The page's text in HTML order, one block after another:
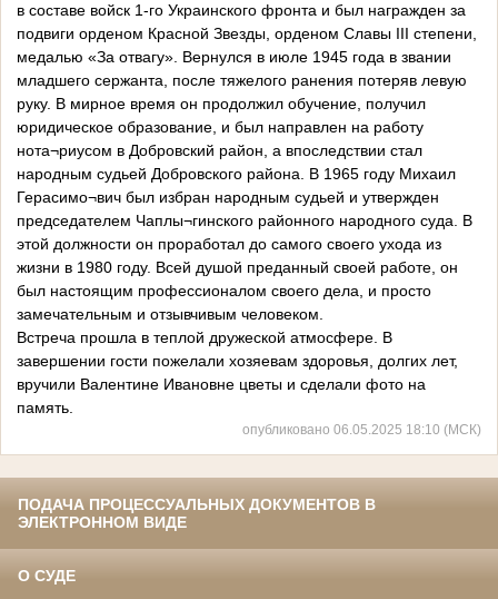
в составе войск 1-го Украинского фронта и был награжден за
подвиги орденом Красной Звезды, орденом Славы III степени,
медалью «За отвагу». Вернулся в июле 1945 года в звании
младшего сержанта, после тяжелого ранения потеряв левую
руку. В мирное время он продолжил обучение, получил
юридическое образование, и был направлен на работу
нота¬риусом в Добровский район, а впоследствии стал
народным судьей Добровского района. В 1965 году Михаил
Герасимо¬вич был избран народным судьей и утвержден
председателем Чаплы¬гинского районного народного суда. В
этой должности он проработал до самого своего ухода из
жизни в 1980 году. Всей душой преданный своей работе, он
был настоящим профессионалом своего дела, и просто
замечательным и отзывчивым человеком.
Встреча прошла в теплой дружеской атмосфере. В
завершении гости пожелали хозяевам здоровья, долгих лет,
вручили Валентине Ивановне цветы и сделали фото на
память.
опубликовано 06.05.2025 18:10 (МСК)
ПОДАЧА ПРОЦЕССУАЛЬНЫХ ДОКУМЕНТОВ В
ЭЛЕКТРОННОМ ВИДЕ
О СУДЕ